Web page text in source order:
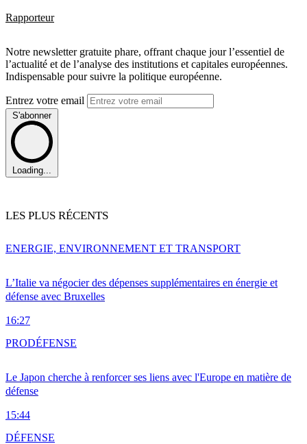
Rapporteur
Notre newsletter gratuite phare, offrant chaque jour l’essentiel de
l’actualité et de l’analyse des institutions et capitales européennes.
Indispensable pour suivre la politique européenne.
Entrez votre email
S'abonner
Loading...
LES PLUS RÉCENTS
L’Italie va négocier des dépenses supplémentaires en énergie et
défense avec Bruxelles
16:27
ENERGIE, ENVIRONNEMENT ET TRANSPORT
Le Japon cherche à renforcer ses liens avec l'Europe en matière de
défense
15:44
PRODÉFENSE
DÉFENSE